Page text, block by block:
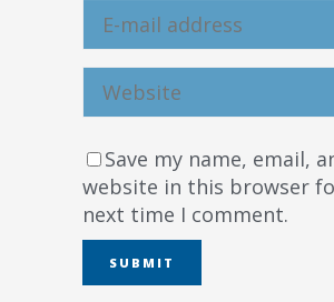
Save my name, email,
website in this browser
next time I comment.